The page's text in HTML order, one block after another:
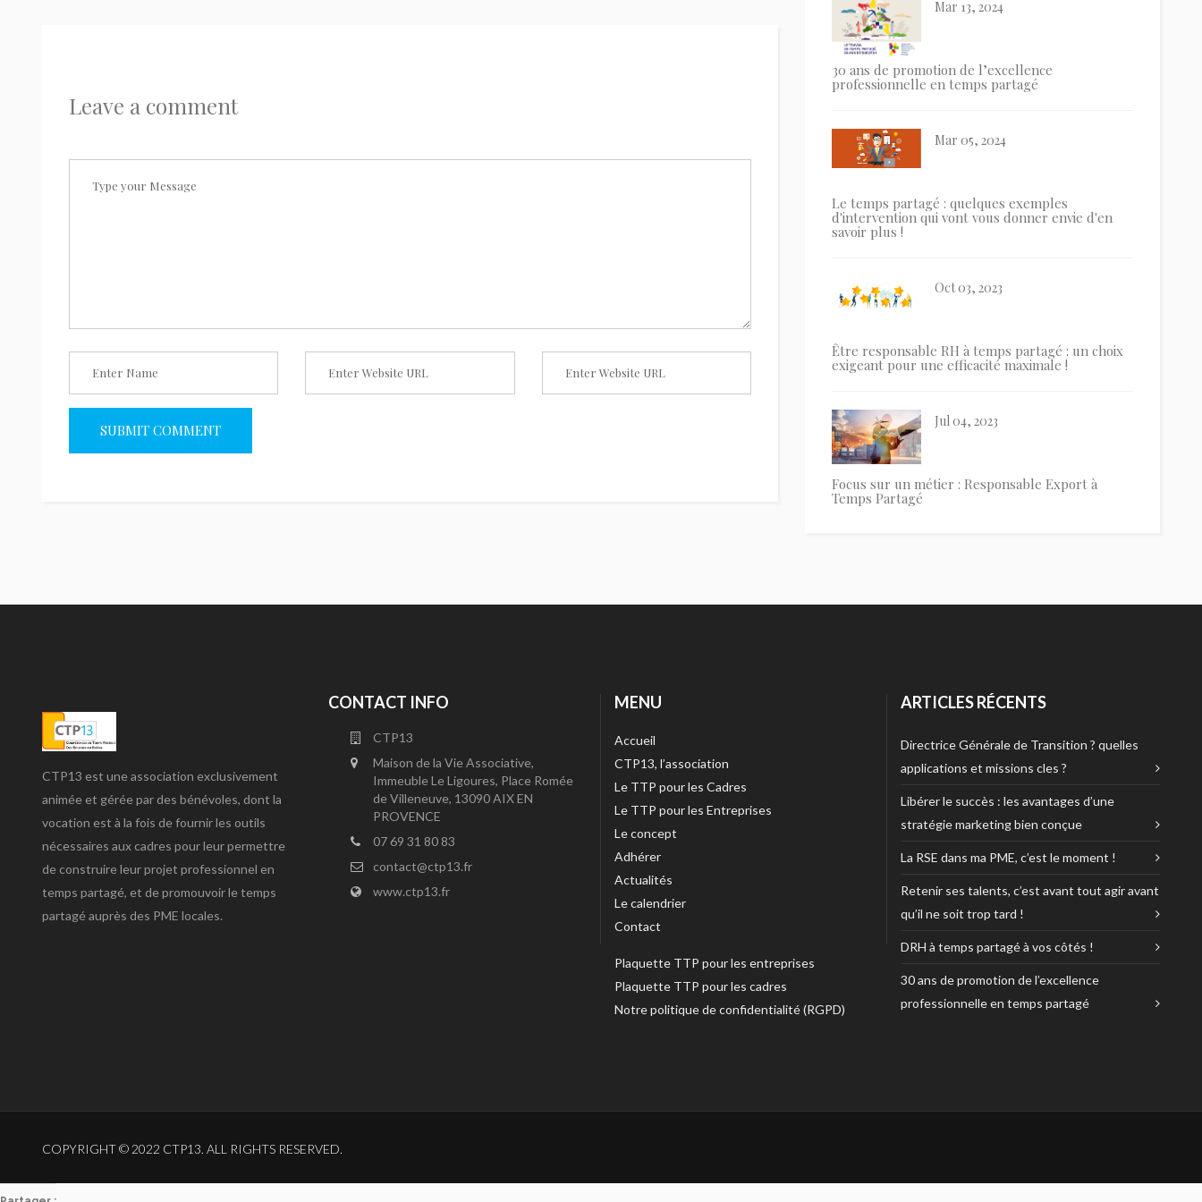
Leave a comment
Mar 13, 2024
30 ans de promotion de l’excellence
professionnelle en temps partagé
Mar 05, 2024
Le temps partagé : quelques exemples
d'intervention qui vont vous donner envie d'en
savoir plus !
Oct 03, 2023
Être responsable RH à temps partagé : un choix
exigeant pour une efficacité maximale !
Jul 04, 2023
Focus sur un métier : Responsable Export à
Temps Partagé
CTP13 est une association exclusivement
animée et gérée par des bénévoles, dont la
vocation est à la fois de fournir les outils
nécessaires aux cadres pour leur permettre
de construire leur projet professionnel en
temps partagé, et de promouvoir le temps
partagé auprès des PME locales.
CONTACT INFO
CTP13
Maison de la Vie Associative,
Immeuble Le Ligoures, Place Romée
de Villeneuve, 13090 AIX EN
PROVENCE
07 69 31 80 83
contact@ctp13.fr
www.ctp13.fr
MENU
Accueil
CTP13, l’association
Le TTP pour les Cadres
Le TTP pour les Entreprises
Le concept
Adhérer
Actualités
Le calendrier
Contact
Plaquette TTP pour les entreprises
Plaquette TTP pour les cadres
Notre politique de confidentialité (RGPD)
ARTICLES RÉCENTS
Directrice Générale de Transition ? quelles
applications et missions cles ?
Libérer le succès : les avantages d’une
stratégie marketing bien conçue
La RSE dans ma PME, c’est le moment !
Retenir ses talents, c’est avant tout agir avant
qu’il ne soit trop tard !
DRH à temps partagé à vos côtés !
30 ans de promotion de l’excellence
professionnelle en temps partagé
COPYRIGHT © 2022 CTP13. ALL RIGHTS RESERVED.